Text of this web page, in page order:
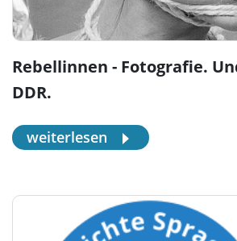
Rebellinnen - Fotografie.
DDR.
weiterlesen